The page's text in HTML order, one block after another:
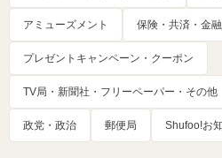
アミューズメント 保険・共済・金融
プレゼントキャンペーン・クーポン
TV局・新聞社・フリーペーパー・その他
政党・政治 郵便局 Shufoo!お